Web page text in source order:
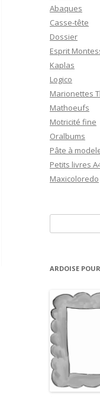
Abaques
Casse-tête
Dossier
Esprit
Kaplas
Logico
Marionettes
Mathoeufs
Motricité fine
Oralbums
Pâte à
Petits livres
Maxicoloredo
e
h
c
h
e
r
ARDOISE